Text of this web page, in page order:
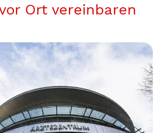
Ort vereinbaren